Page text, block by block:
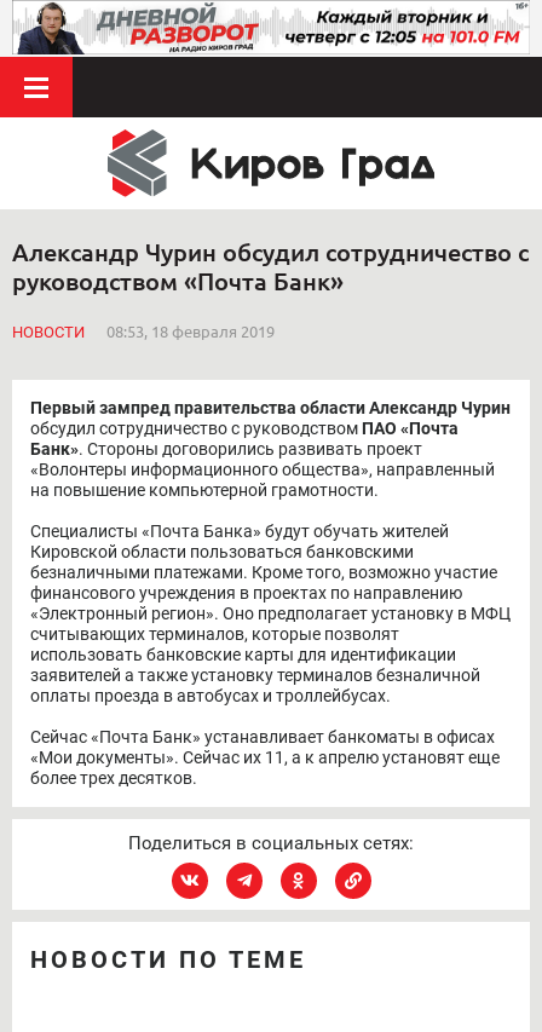
Александр Чурин обсудил сотрудничество с
руководством «Почта Банк»
НОВОСТИ 08:53, 18 февраля 2019
Первый зампред правительства области Александр Чурин
обсудил сотрудничество с руководством ПАО «Почта
Банк». Стороны договорились развивать проект
«Волонтеры информационного общества», направленный
на повышение компьютерной грамотности.
Специалисты «Почта Банка» будут обучать жителей
Кировской области пользоваться банковскими
безналичными платежами. Кроме того, возможно участие
финансового учреждения в проектах по направлению
«Электронный регион». Оно предполагает установку в МФЦ
считывающих терминалов, которые позволят
использовать банковские карты для идентификации
заявителей а также установку терминалов безналичной
оплаты проезда в автобусах и троллейбусах.
Сейчас «Почта Банк» устанавливает банкоматы в офисах
«Мои документы». Сейчас их 11, а к апрелю установят еще
более трех десятков.
Поделиться в социальных сетях:
НОВОСТИ ПО ТЕМЕ